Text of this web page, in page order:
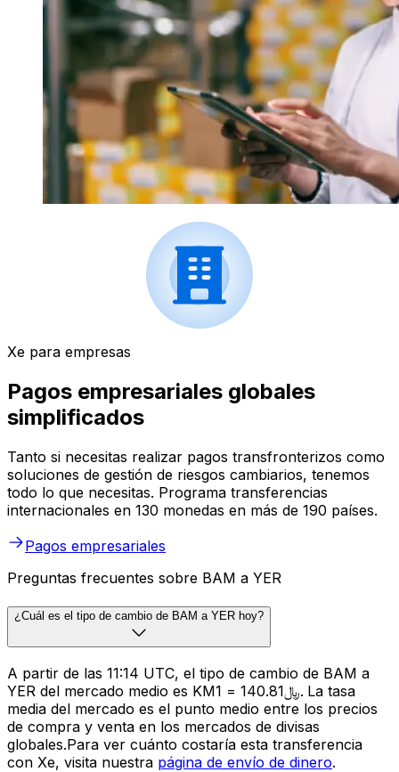
Xe para empresas
Pagos empresariales globales
simplificados
Tanto si necesitas realizar pagos transfronterizos como
soluciones de gestión de riesgos cambiarios, tenemos
todo lo que necesitas. Programa transferencias
internacionales en 130 monedas en más de 190 países.
Pagos empresariales
Preguntas frecuentes sobre BAM a YER
¿Cuál es el tipo de cambio de BAM a YER hoy?
A partir de las 11:14 UTC, el tipo de cambio de BAM a
YER del mercado medio es KM1 = ﷼140.81. La tasa
media del mercado es el punto medio entre los precios
de compra y venta en los mercados de divisas
globales.Para ver cuánto costaría esta transferencia
con Xe, visita nuestra página de envío de dinero.